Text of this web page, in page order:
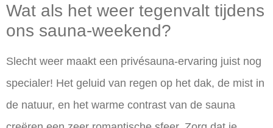
Wat als het weer tegenvalt tijdens
ons sauna-weekend?
Slecht weer maakt een privésauna-ervaring juist nog
specialer! Het geluid van regen op het dak, de mist in
de natuur, en het warme contrast van de sauna